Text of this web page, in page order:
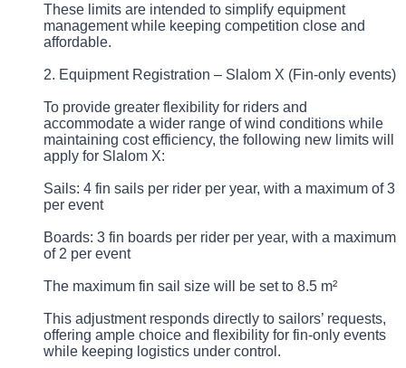
These limits are intended to simplify equipment
management while keeping competition close and
affordable.
2. Equipment Registration – Slalom X (Fin-only events)
To provide greater flexibility for riders and
accommodate a wider range of wind conditions while
maintaining cost efficiency, the following new limits will
apply for Slalom X:
Sails: 4 fin sails per rider per year, with a maximum of 3
per event
Boards: 3 fin boards per rider per year, with a maximum
of 2 per event
The maximum fin sail size will be set to 8.5 m²
This adjustment responds directly to sailors’ requests,
offering ample choice and flexibility for fin-only events
while keeping logistics under control.